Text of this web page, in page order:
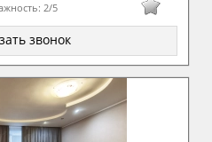
2/5
звонок